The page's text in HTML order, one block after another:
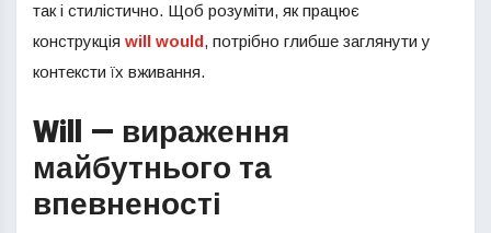
так і стилістично. Щоб розуміти, як працює
конструкція will would, потрібно глибше заглянути у
контексти їх вживання.
Will — вираження
майбутнього та
впевненості